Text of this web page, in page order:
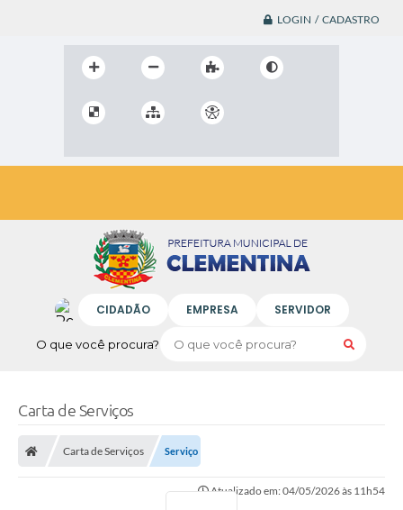
LOGIN / CADASTRO
O que você procura?
CIDADÃO EMPRESA SERVIDOR
Carta de Serviços
Carta de Serviços Serviço
Atualizado em: 04/05/2026 às 11h54